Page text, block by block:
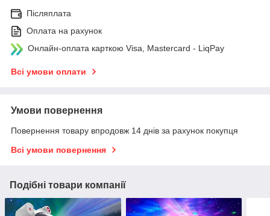
Післяплата
Оплата на рахунок
Онлайн-оплата карткою Visa, Mastercard - LiqPay
Всі умови оплати
Умови повернення
Повернення товару впродовж 14 днів за рахунок покупця
Всі умови повернення
Подібні товари компанії